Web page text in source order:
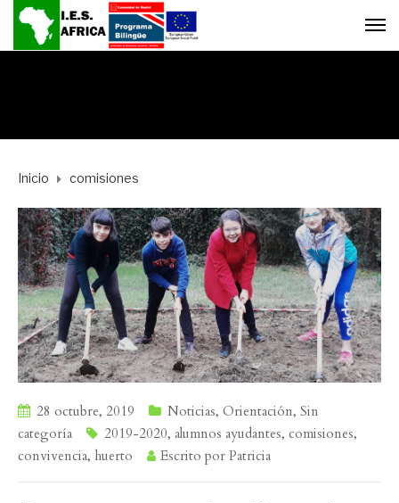
Inicio comisiones
28 octubre, 2019 Noticias, Orientación, Sin
categoría
2019-2020, alumnos ayudantes, comisiones,
convivencia, huerto Escrito por Patricia